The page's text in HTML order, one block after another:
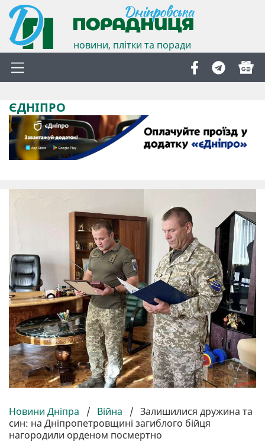
новини, плітки та поради
ЄДНІПРО
Новини Дніпра / Війна / Залишилися дружина та
син: на Дніпропетровщині загиблого бійця
нагородили орденом посмертно